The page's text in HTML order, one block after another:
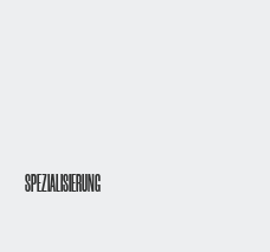
SPEZIALISIERUNG